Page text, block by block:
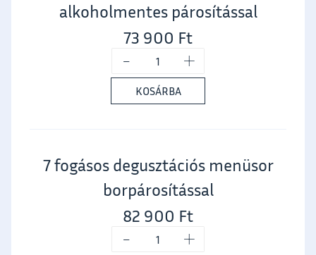
alkoholmentes párosítással
73 900 Ft
- +
KOSÁRBA
7 fogásos degusztációs menüsor
borpárosítással
82 900 Ft
- +